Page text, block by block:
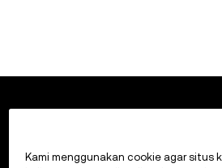
Kami menggunakan cookie agar situs